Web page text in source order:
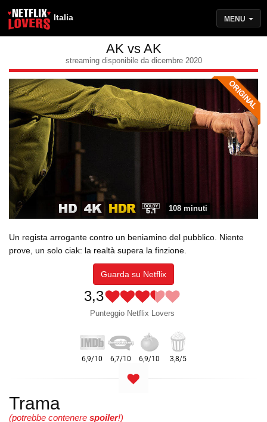
Italia MENU
AK vs AK
streaming disponibile da dicembre 2020
108 minuti
Un regista arrogante contro un beniamino del pubblico. Niente
prove, un solo ciak: la realtà supera la finzione.
Guarda su Netflix
3,3
Punteggio Netflix Lovers
Trama
(potrebbe contenere spoiler!)